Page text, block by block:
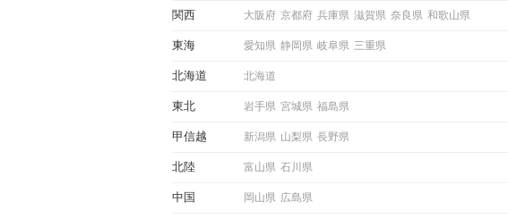
しく解説した後、婚活イベントで実
ような行動に繋げるべきかをご紹介
関西 大阪府 京都府 兵庫県 滋賀県 奈良県 和歌山県
東海 愛知県 静岡県 岐阜県 三重県
北海道 北海道
東北 岩手県 宮城県 福島県
甲信越 新潟県 山梨県 長野県
北陸 富山県 石川県
中国 岡山県 広島県